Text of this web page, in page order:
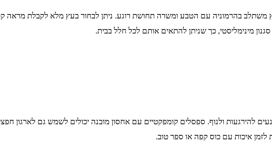
משתלב בהרמוניה עם הטבע ומשרה תחושת רוגע. ניתן לבחור בעץ מלא לקבלת מראה
מינימליסטי, כך שניתן להתאים אותם לכל חלל בבית.
להירגעות ולנוף. ספסלים קומפקטיים עם אחסון מובנה יכולים לשמש גם לארגון
איכות עם כוס קפה או ספר טוב.